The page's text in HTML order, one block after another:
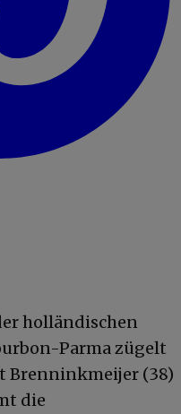
holländischen
Parma zügelt
Brenninkmeijer (38)
die